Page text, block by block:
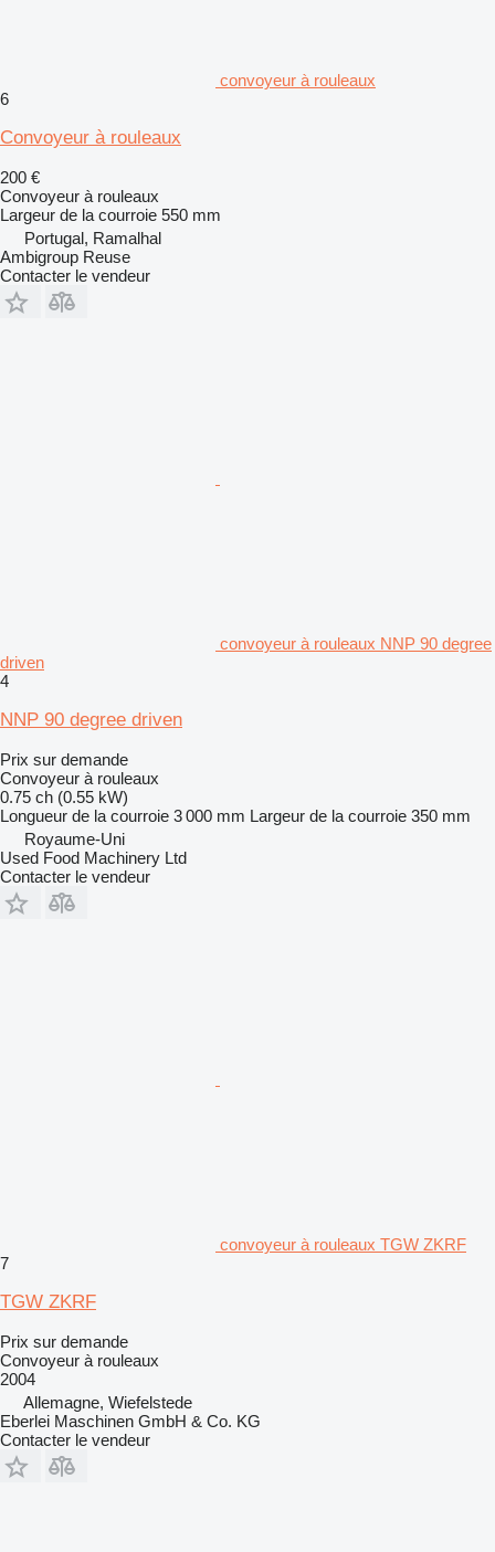
convoyeur à rouleaux
6
Convoyeur à rouleaux
200 €
Convoyeur à rouleaux
Largeur de la courroie 550 mm
Portugal, Ramalhal
Ambigroup Reuse
Contacter le vendeur
convoyeur à rouleaux NNP 90 degree
driven
4
NNP 90 degree driven
Prix sur demande
Convoyeur à rouleaux
0.75 ch (0.55 kW)
Longueur de la courroie 3 000 mm Largeur de la courroie 350 mm
Royaume-Uni
Used Food Machinery Ltd
Contacter le vendeur
convoyeur à rouleaux TGW ZKRF
7
TGW ZKRF
Prix sur demande
Convoyeur à rouleaux
2004
Allemagne, Wiefelstede
Eberlei Maschinen GmbH & Co. KG
Contacter le vendeur